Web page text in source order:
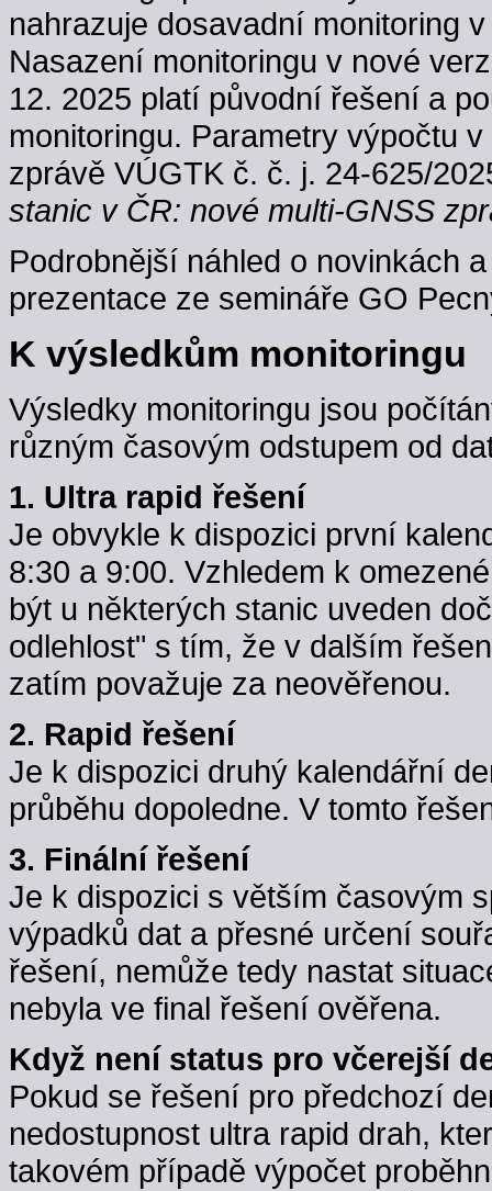
nahrazuje dosavadní monitoring
Nasazení monitoringu v nové
12. 2025 platí původní řešení a
monitoringu. Parametry výpočtu
zprávě VÚGTK č. č. j. 24-625/
stanic v ČR: nové multi-GNSS
Podrobnější náhled o novinkách
prezentace ze semináře GO
K výsledkům monitoringu
Výsledky monitoringu jsou
různým časovým odstupem od
1. Ultra rapid řešení
Je obvykle k dispozici první
8:30 a 9:00. Vzhledem k
být u některých stanic uveden
odlehlost" s tím, že v dalším
zatím považuje za neověřenou.
2. Rapid řešení
Je k dispozici druhý kalendářní
průběhu dopoledne. V tomto
3. Finální řešení
Je k dispozici s větším časovým
výpadků dat a přesné určení
řešení, nemůže tedy nastat
nebyla ve final řešení ověřena.
Když není status pro včerejší
Pokud se řešení pro předchozí
nedostupnost ultra rapid drah,
takovém případě výpočet